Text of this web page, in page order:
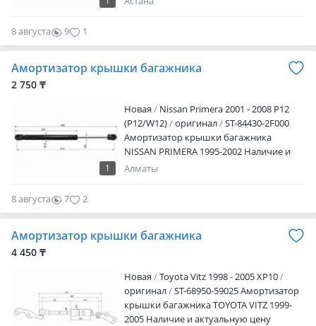
8 августа 9 1
Амортизатор крышки багажника
2 750 ₸
1
Новая
Nissan Primera 2001 - 2008 P12
(P12/W12)
оригинал
ST-84430-2F000
Амортизатор крышки багажника
NISSAN PRIMERA 1995-2002 Наличие и
актуальную цену уточняйте у
Алматы
8 августа 7 2
Амортизатор крышки багажника
4 450 ₸
Новая
Toyota Vitz 1998 - 2005 XP10
оригинал
ST-68950-59025 Амортизатор
крышки багажника TOYOTA VITZ 1999-
2005 Наличие и актуальную цену